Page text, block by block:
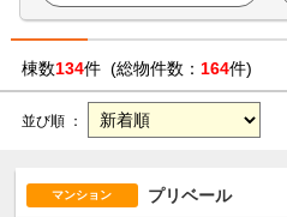
棟数134件 (総物件数： 164件)
並び順 ：
マンション プリベール